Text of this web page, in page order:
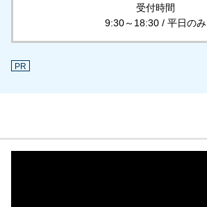
受付時間
9:30～18:30 / 平日のみ
PR